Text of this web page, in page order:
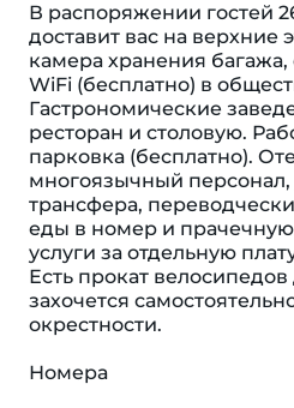
В распоряжении гостей
доставит вас на верхние
камера хранения
WiFi (бесплатно) в
Гастрономические
ресторан и столовую.
парковка (бесплатно).
многоязычный персонал,
трансфера,
еды в номер и
услуги за отдельную
Есть прокат велосипедов
захочется
окрестности.
Номера